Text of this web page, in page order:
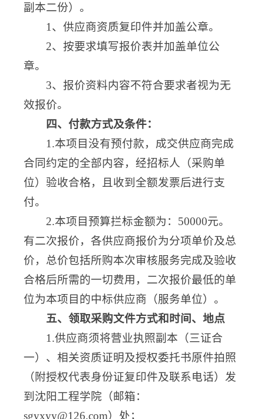
副本二份）。
1、供应商资质复印件并加盖公章。
2、按要求填写报价表并加盖单位公
章。
3、报价资料内容不符合要求者视为无
效报价。
四、付款方式及条件：
1.本项目没有预付款，成交供应商完成
合同约定的全部内容，经招标人（采购单
位）验收合格，且收到全额发票后进行支
付。
2.本项目预算拦标金额为：50000元。
有二次报价，各供应商报价为分项单价及总
价，总价包括所购本次审核服务完成及验收
合格后所需的一切费用，二次报价最低的单
位为本项目的中标供应商（服务单位）。
五、领取采购文件方式和时间、地点
1.供应商须将营业执照副本（三证合
一）、相关资质证明及授权委托书原件拍照
（附授权代表身份证复印件及联系电话）发
到沈阳工程学院（邮箱：
sgyxyy@126.com）处；